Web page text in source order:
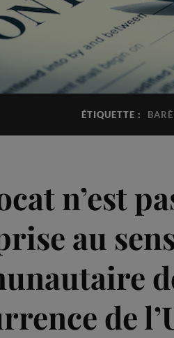
ÉTIQUETTE :
n’est
au
de